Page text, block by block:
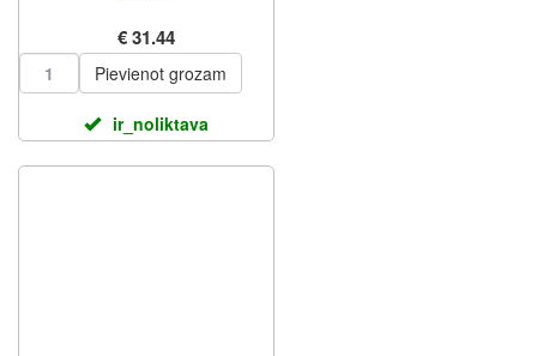
€ 31.44
Pievienot grozam
ir_noliktava